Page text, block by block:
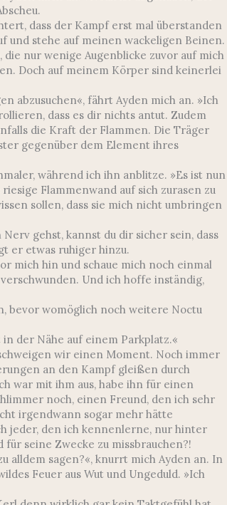
dass der Kampf erst mal überstanden
und stehe auf meinen wackeligen Beinen.
nur wenige Augenblicke zuvor auf mich
Doch auf meinem Körper sind keinerlei
abzusuchen«, fährt Ayden mich an. »Ich
dass es dir nichts antut. Zudem
die Kraft der Flammen. Die Träger
gegenüber dem Element ihres
während ich ihn anblitze. »Es ist nun
Flammenwand auf sich zurasen zu
sollen, dass sie mich nicht umbringen
gehst, kannst du dir sicher sein, dass
er etwas ruhiger hinzu.
mich hin und schaue mich noch einmal
Und ich hoffe inständig,
bevor womöglich noch weitere Noctu
der Nähe auf einem Parkplatz.«
wir einen Moment. Noch immer
an den Kampf gleißen durch
war mit ihm aus, habe ihn für einen
noch, einen Freund, den ich sehr
irgendwann sogar mehr hätte
jeder, den ich kennenlerne, nur hinter
seine Zwecke zu missbrauchen?!
alldem sagen?«, knurrt mich Ayden an. In
Feuer aus Wut und Ungeduld. »Ich